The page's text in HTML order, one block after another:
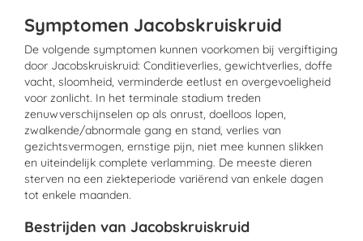
Symptomen Jacobskruiskruid
De volgende symptomen kunnen voorkomen bij vergiftiging
door Jacobskruiskruid: Conditieverlies, gewichtverlies, doffe
vacht, sloomheid, verminderde eetlust en overgevoeligheid
voor zonlicht. In het terminale stadium treden
zenuwverschijnselen op als onrust, doelloos lopen,
zwalkende/abnormale gang en stand, verlies van
gezichtsvermogen, ernstige pijn, niet mee kunnen slikken
en uiteindelijk complete verlamming. De meeste dieren
sterven na een ziekteperiode variërend van enkele dagen
tot enkele maanden.
Bestrijden van Jacobskruiskruid